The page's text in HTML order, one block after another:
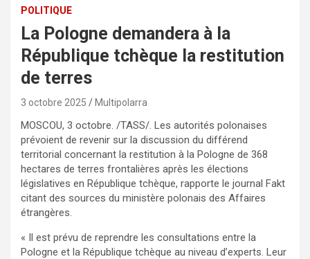
POLITIQUE
La Pologne demandera à la
République tchèque la restitution
de terres
3 octobre 2025 Multipolarra
MOSCOU, 3 octobre. /TASS/. Les autorités polonaises
prévoient de revenir sur la discussion du différend
territorial concernant la restitution à la Pologne de 368
hectares de terres frontalières après les élections
législatives en République tchèque, rapporte le journal Fakt
citant des sources du ministère polonais des Affaires
étrangères.
« Il est prévu de reprendre les consultations entre la
Pologne et la République tchèque au niveau d’experts. Leur